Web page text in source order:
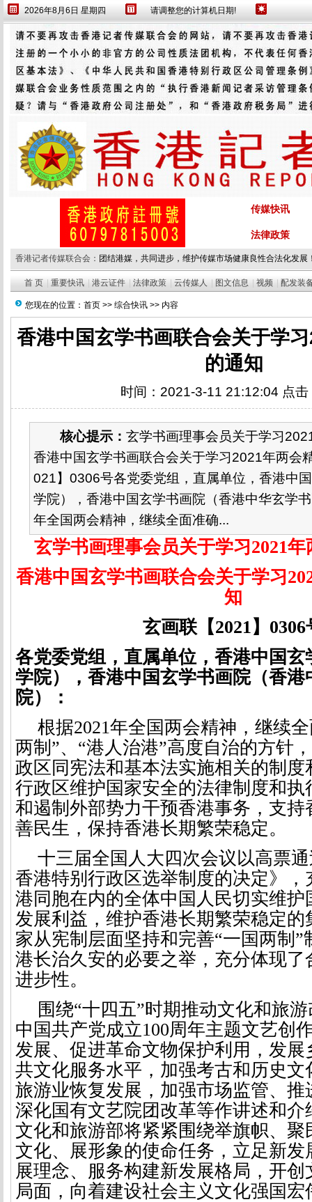
2026年8月6日 星期四 请调整您的计算机日期!
传媒快讯
法律政策
香港记者传媒联合会： 团结港媒，共同进步，维护传媒市场健康良性合法化发展
首 页 重要快讯 港云证件 法律政策 云传媒人 图文信息 视频 配发装
您现在的位置： 首页 >> 综合快讯 >> 内容
香港中国玄学书画联合会关于学
的通知
时间：2021-3-11 21:12:04 点击
核心提示： 玄学书画理事会员关于学习
香港中国玄学书画联合会关于学习2021年两会
021】0306号各党委党组，直属单位，香港中
学院），香港中国玄学书画院（香港中华玄学
年全国两会精神，继续全面准确...
玄学书画理事会员关于学习 2021年
香港中国玄学书画联合会关于学习
知
玄画联【2021】 0306
各党委党组，直属单位，香港中国玄
学院），香港中国玄学书画院（香港
院）：
根据2021年全国两会精神，继续
两制”、“港人治港”高度自治的方针
政区同宪法和基本法实施相关的制度
行政区维护国家安全的法律制度和执
和遏制外部势力干预香港事务，支持
善民生，保持香港长期繁荣稳定。
十三届全国人大四次会议以高票
香港特别行政区选举制度的决定》，
港同胞在内的全体中国人民切实维护
发展利益，维护香港长期繁荣稳定的
家从宪制层面坚持和完善“一国两制”
港长治久安的必要之举，充分体现了
进步性。
围绕“十四五”时期推动文化和旅游
中国共产党成立100周年主题文艺创
发展、促进革命文物保护利用，发展
共文化服务水平，加强考古和历史文
旅游业恢复发展，加强市场监管、
深化国有文艺院团改革等作讲述和介
文化和旅游部将紧紧围绕举旗帜、聚
文化、展形象的使命任务，立足新发
展理念、服务构建新发展格局，开
局面，向着建设社会主义文化强国